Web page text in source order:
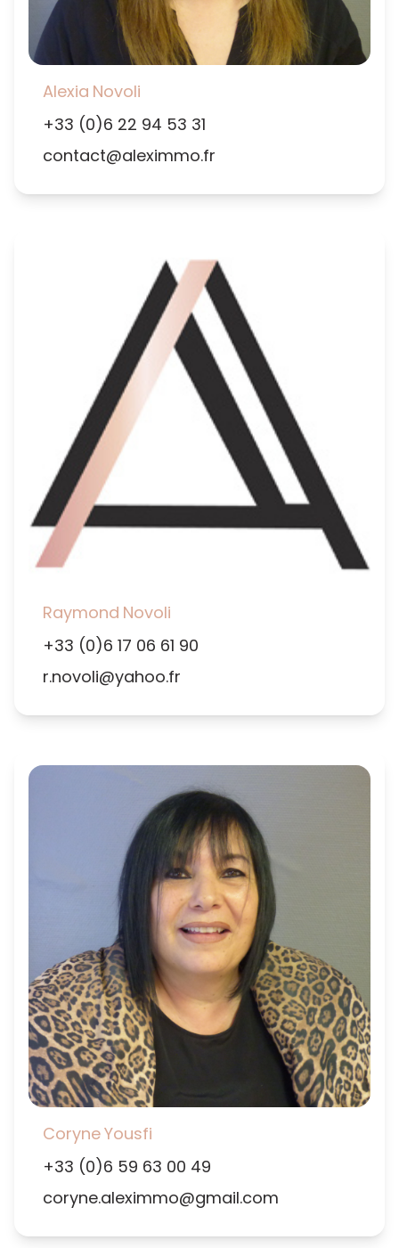
Alexia Novoli
+33 (0)6 22 94 53 31
contact@aleximmo.fr
Raymond Novoli
+33 (0)6 17 06 61 90
r.novoli@yahoo.fr
CoryneYousfi
+33 (0)6 59 63 00 49
coryne.aleximmo@gmail.com